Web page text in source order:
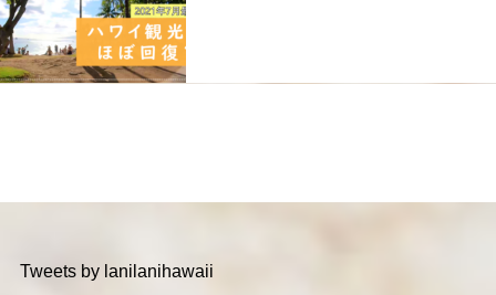
Tweets by lanilanihawaii